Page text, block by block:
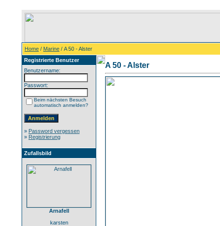
Home / Marine / A 50 - Alster
Registrierte Benutzer
Benutzername:
Passwort:
Beim nächsten Besuch
automatisch anmelden?
» Password vergessen
» Registrierung
Zufallsbild
Arnafell
karsten
A 50 - Alster